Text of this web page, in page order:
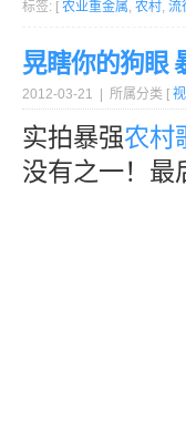
标签: [ 农业重金属, 农村, 流
晃瞎你的狗眼
2012-03-21 | 所属分类 [
实拍暴强农村
没有之一！最